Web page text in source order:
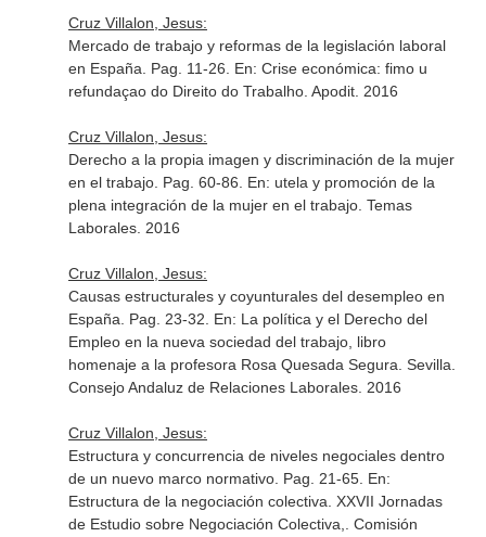
Cruz Villalon, Jesus:
Mercado de trabajo y reformas de la legislación laboral
en España. Pag. 11-26. En: Crise económica: fimo u
refundaçao do Direito do Trabalho. Apodit. 2016
Cruz Villalon, Jesus:
Derecho a la propia imagen y discriminación de la mujer
en el trabajo. Pag. 60-86. En: utela y promoción de la
plena integración de la mujer en el trabajo. Temas
Laborales. 2016
Cruz Villalon, Jesus:
Causas estructurales y coyunturales del desempleo en
España. Pag. 23-32. En: La política y el Derecho del
Empleo en la nueva sociedad del trabajo, libro
homenaje a la profesora Rosa Quesada Segura . Sevilla.
Consejo Andaluz de Relaciones Laborales. 2016
Cruz Villalon, Jesus:
Estructura y concurrencia de niveles negociales dentro
de un nuevo marco normativo. Pag. 21-65. En:
Estructura de la negociación colectiva. XXVII Jornadas
de Estudio sobre Negociación Colectiva,
. Comisión